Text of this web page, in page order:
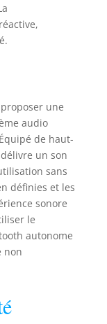
Dis+ et
un
le
AI
de
proposer une
audio
de haut-
un son
sans
définies et les
sonore
le
autonome
non